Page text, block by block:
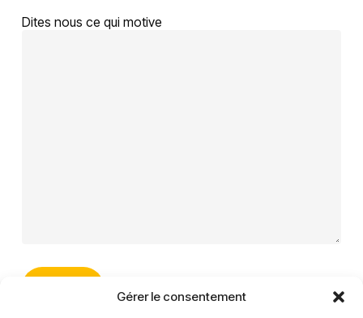
Gérer le consentement
Dites nous ce qui motive